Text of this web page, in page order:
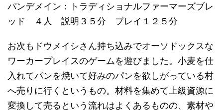
パンデメイン：トラディショナルファーマーズブレ
ッド ４人 説明３５分 プレイ１２５分
お次もドウメイシさん持ち込みでオーソドックスな
ワーカープレイスのゲームを遊びました。小麦を仕
入れてパンを焼いて好みのパンを欲しがっている村
へ売りに行くというもの。材料を集めて上級資源に
変換して売るという流れはよくあるものの、素材や